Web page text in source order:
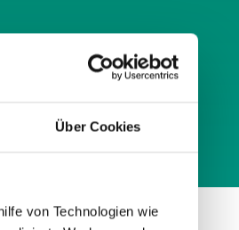
Über Cookies
von Technologien wie
2014